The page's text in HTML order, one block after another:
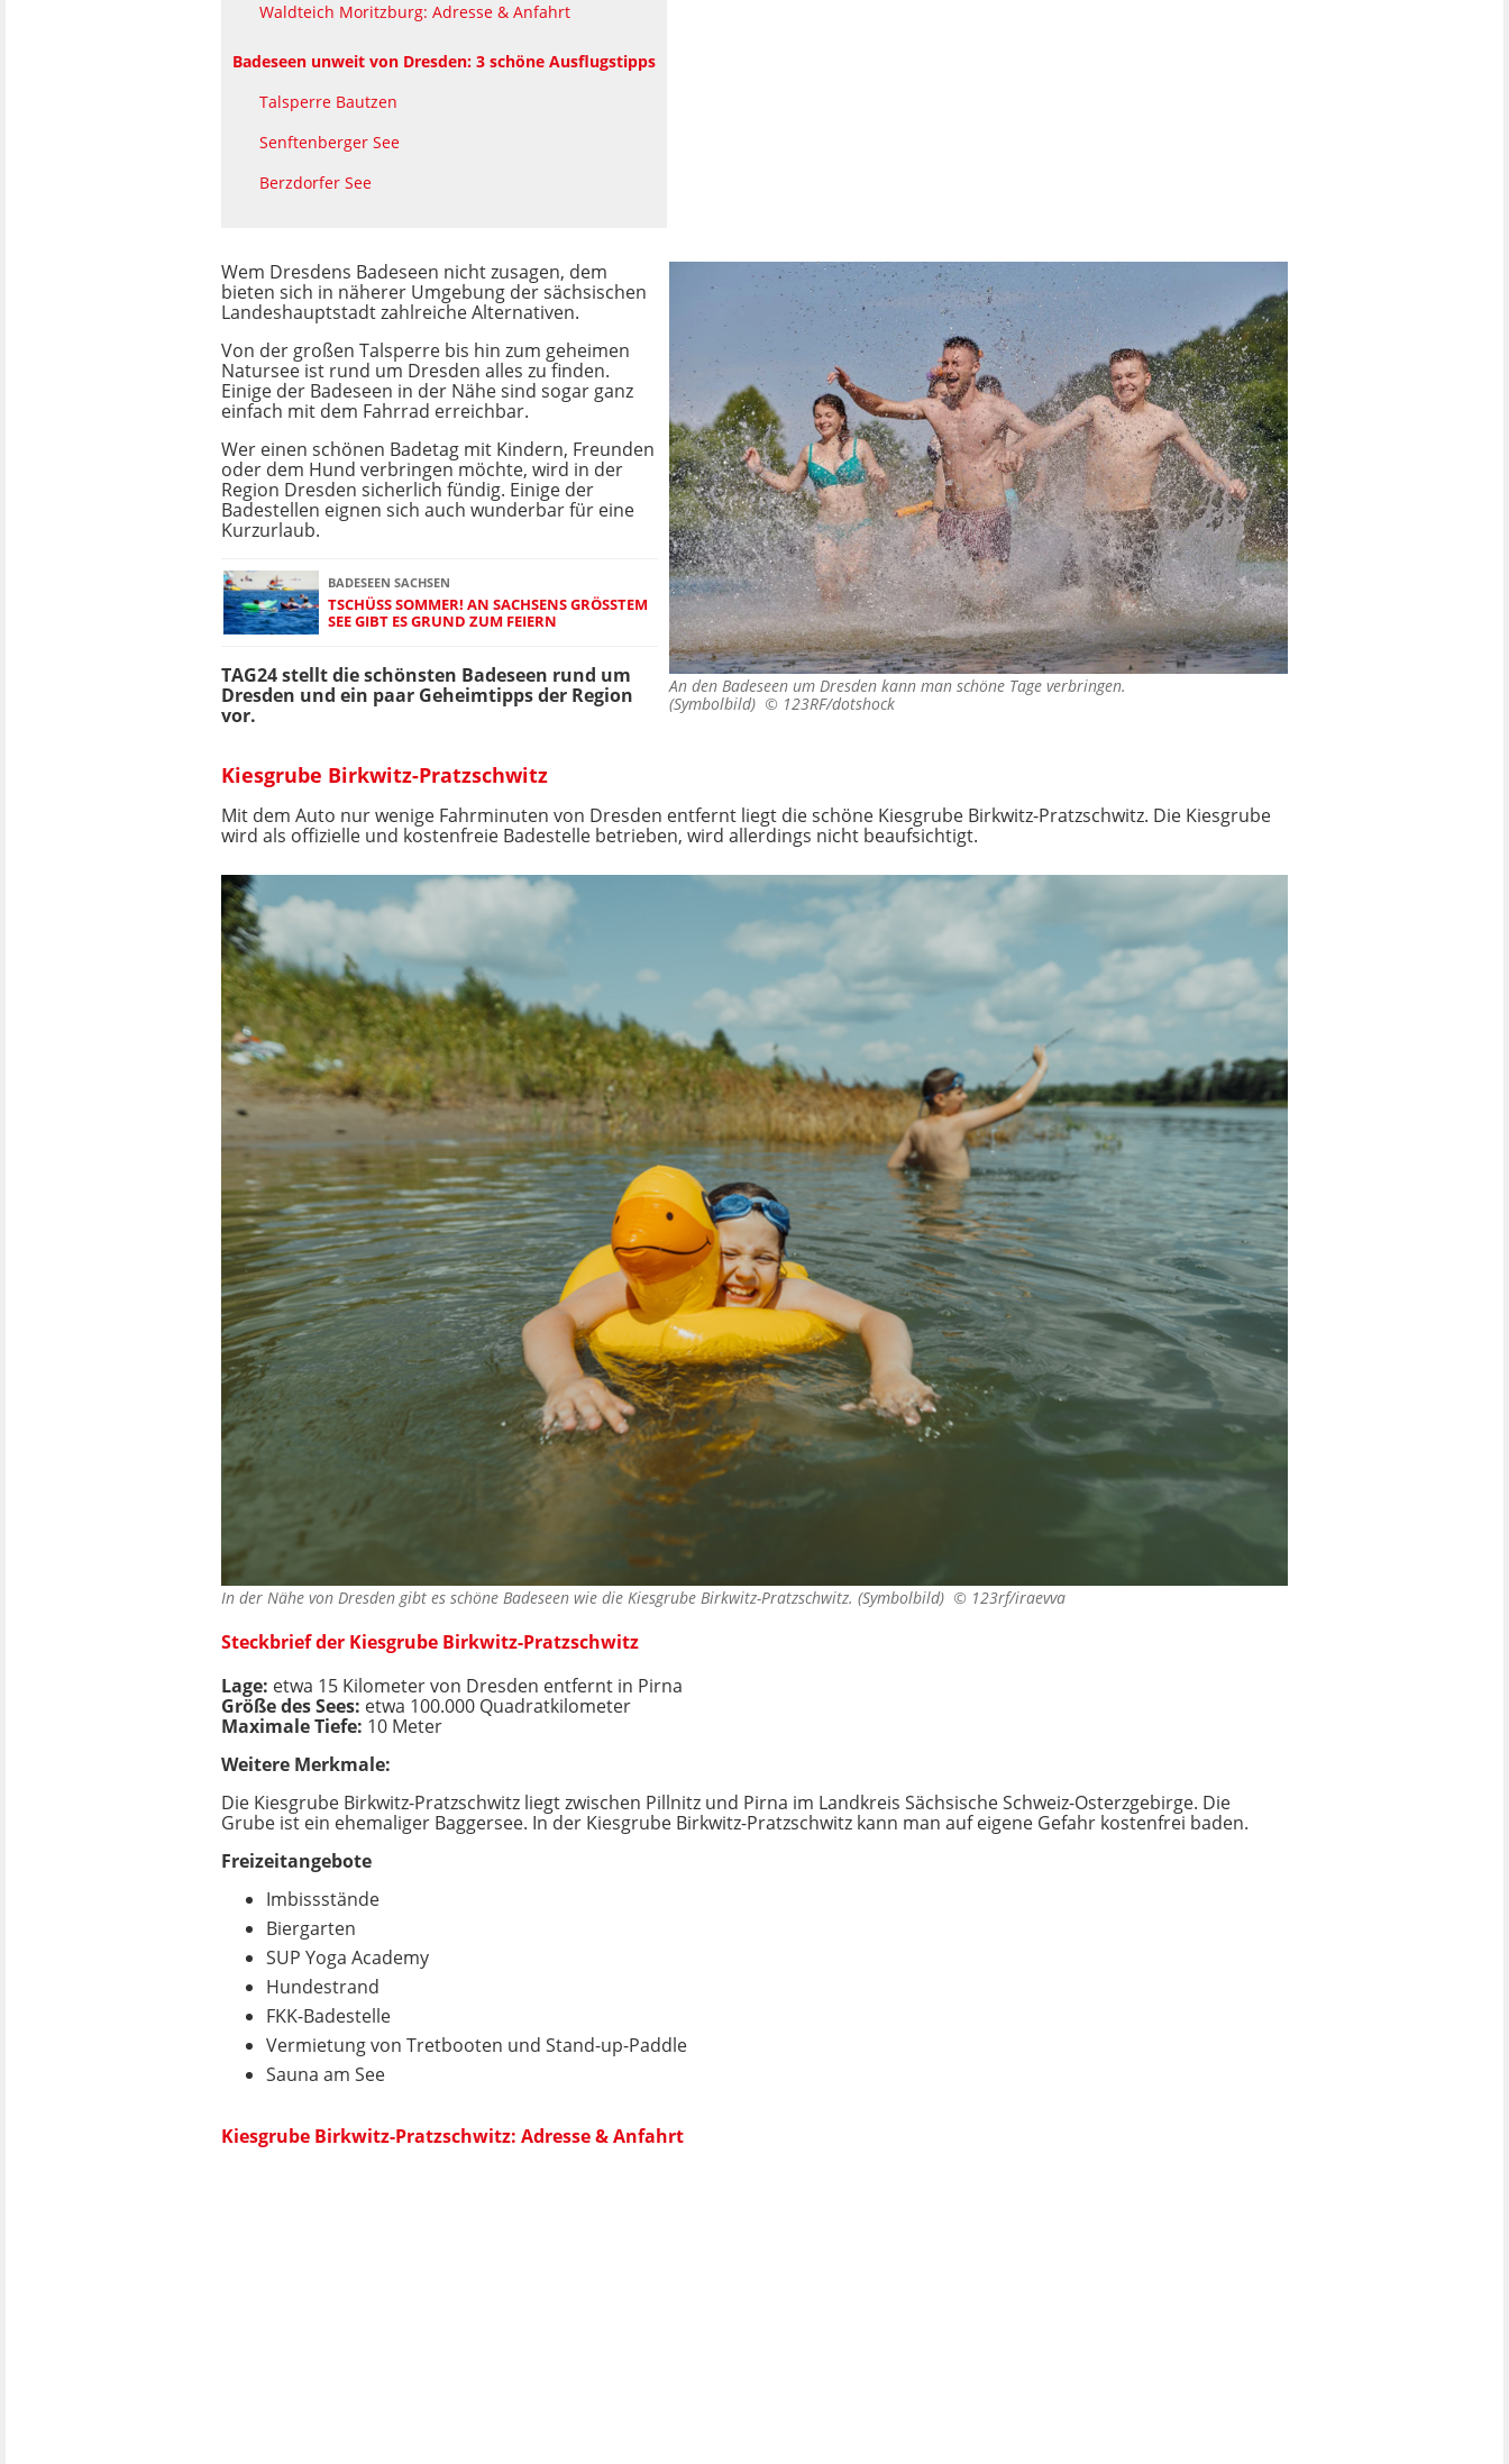
Waldteich Moritzburg: Adresse & Anfahrt
Badeseen unweit von Dresden: 3 schöne Ausflugstipps
Talsperre Bautzen
Senftenberger See
Berzdorfer See
An den Badeseen um Dresden kann man schöne Tage verbringen.
(Symbolbild) © 123RF/dotshock
Wem Dresdens Badeseen nicht zusagen, dem
bieten sich in näherer Umgebung der sächsischen
Landeshauptstadt zahlreiche Alternativen.
Von der großen Talsperre bis hin zum geheimen
Natursee ist rund um Dresden alles zu finden.
Einige der Badeseen in der Nähe sind sogar ganz
einfach mit dem Fahrrad erreichbar.
Wer einen schönen Badetag mit Kindern, Freunden
oder dem Hund verbringen möchte, wird in der
Region Dresden sicherlich fündig. Einige der
Badestellen eignen sich auch wunderbar für eine
Kurzurlaub.
BADESEEN SACHSEN
TSCHÜSS SOMMER! AN SACHSENS GRÖSSTEM S
EE GIBT ES GRUND ZUM FEIERN
TAG24 stellt die schönsten Badeseen rund um
Dresden und ein paar Geheimtipps der Region
vor.
Kiesgrube Birkwitz-Pratzschwitz
Mit dem Auto nur wenige Fahrminuten von Dresden entfernt liegt die schöne Kiesgrube Birkwitz-Pratzschwitz. Die Kiesgrube
wird als offizielle und kostenfreie Badestelle betrieben, wird allerdings nicht beaufsichtigt.
In der Nähe von Dresden gibt es schöne Badeseen wie die Kiesgrube Birkwitz-Pratzschwitz. (Symbolbild) © 123rf/iraevva
Steckbrief der Kiesgrube Birkwitz-Pratzschwitz
Lage: etwa 15 Kilometer von Dresden entfernt in Pirna
Größe des Sees: etwa 100.000 Quadratkilometer
Maximale Tiefe: 10 Meter
Weitere Merkmale:
Die Kiesgrube Birkwitz-Pratzschwitz liegt zwischen Pillnitz und Pirna im Landkreis Sächsische Schweiz-Osterzgebirge. Die
Grube ist ein ehemaliger Baggersee. In der Kiesgrube Birkwitz-Pratzschwitz kann man auf eigene Gefahr kostenfrei baden.
Freizeitangebote
Imbissstände
Biergarten
SUP Yoga Academy
Hundestrand
FKK-Badestelle
Vermietung von Tretbooten und Stand-up-Paddle
Sauna am See
Kiesgrube Birkwitz-Pratzschwitz: Adresse & Anfahrt